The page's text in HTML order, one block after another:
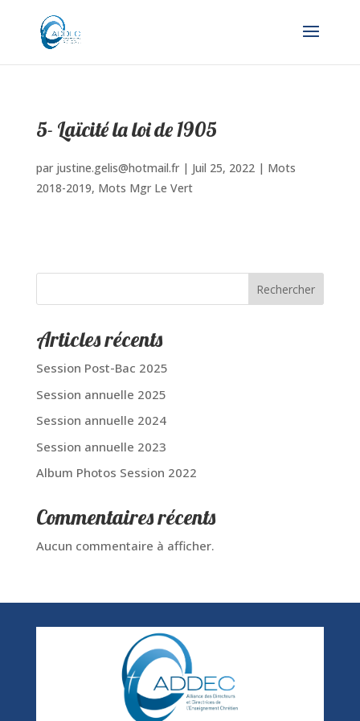
5- Laïcité la loi de 1905
par justine.gelis@hotmail.fr| Juil 25, 2022| Mots
2018-2019, Mots Mgr Le Vert
Rechercher
Articles récents
Session Post-Bac 2025
Session annuelle 2025
Session annuelle 2024
Session annuelle 2023
Album Photos Session 2022
Commentaires récents
Aucun commentaire à afficher.